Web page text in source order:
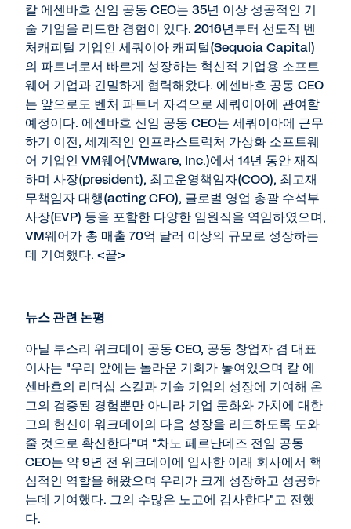
칼 에센바흐 신임 공동 CEO는 35년 이상 성공적인 기
술 기업을 리드한 경험이 있다. 2016년부터 선도적 벤
처캐피털 기업인 세쿼이아 캐피털(Sequoia Capital)
의 파트너로서 빠르게 성장하는 혁신적 기업용 소프트
웨어 기업과 긴밀하게 협력해왔다. 에센바흐 공동 CEO
는 앞으로도 벤처 파트너 자격으로 세쿼이아에 관여할
예정이다. 에센바흐 신임 공동 CEO는 세쿼이아에 근무
하기 이전, 세계적인 인프라스트럭처 가상화 소프트웨
어 기업인 VM웨어(VMware, Inc.)에서 14년 동안 재직
하며 사장(president), 최고운영책임자(COO), 최고재
무책임자 대행(acting CFO), 글로벌 영업 총괄 수석부
사장(EVP) 등을 포함한 다양한 임원직을 역임하였으며,
VM웨어가 총 매출 70억 달러 이상의 규모로 성장하는
데 기여했다. <끝>
뉴스 관련 논평
아닐 부스리 워크데이 공동 CEO, 공동 창업자 겸 대표
이사는 "우리 앞에는 놀라운 기회가 놓여있으며 칼 에
센바흐의 리더십 스킬과 기술 기업의 성장에 기여해 온
그의 검증된 경험뿐만 아니라 기업 문화와 가치에 대한
그의 헌신이 워크데이의 다음 성장을 리드하도록 도와
줄 것으로 확신한다"며 "차노 페르난데즈 전임 공동
CEO는 약 9년 전 워크데이에 입사한 이래 회사에서 핵
심적인 역할을 해왔으며 우리가 크게 성장하고 성공하
는데 기여했다. 그의 수많은 노고에 감사한다"고 전했
다.